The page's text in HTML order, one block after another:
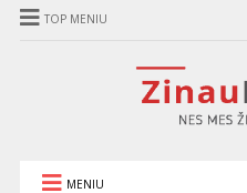
TOP MENIU
MENIU